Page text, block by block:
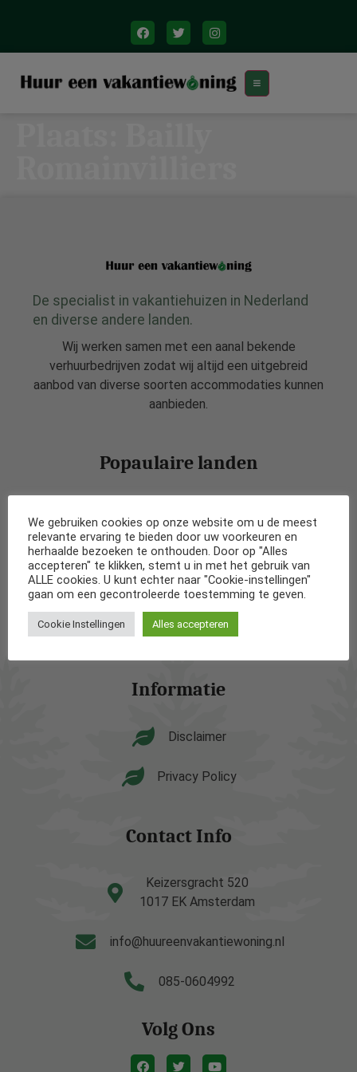
De specialist in vakantiehuizen in Nederland
en diverse andere landen.
Wij werken samen met een aanal bekende
verhuurbedrijven zodat wij altijd een uitgebreid
aanbod van diverse soorten accommodaties kunnen
aanbieden.
Popaulaire landen
Vakantiehuizen in België
Vakantiehuizen in Frankrijk
Vakantiehuizen in Spanje
Informatie
Disclaimer
Privacy Policy
Contact Info
Keizersgracht 520
1017 EK Amsterdam
info@huureenvakantiewoning.nl
085-0604992
Volg Ons
We gebruiken cookies op onze website om u de meest
relevante ervaring te bieden door uw voorkeuren en
herhaalde bezoeken te onthouden. Door op "Alles
accepteren" te klikken, stemt u in met het gebruik van
ALLE cookies. U kunt echter naar "Cookie-instellingen"
gaan om een gecontroleerde toestemming te geven.
Cookie Instellingen Alles accepteren